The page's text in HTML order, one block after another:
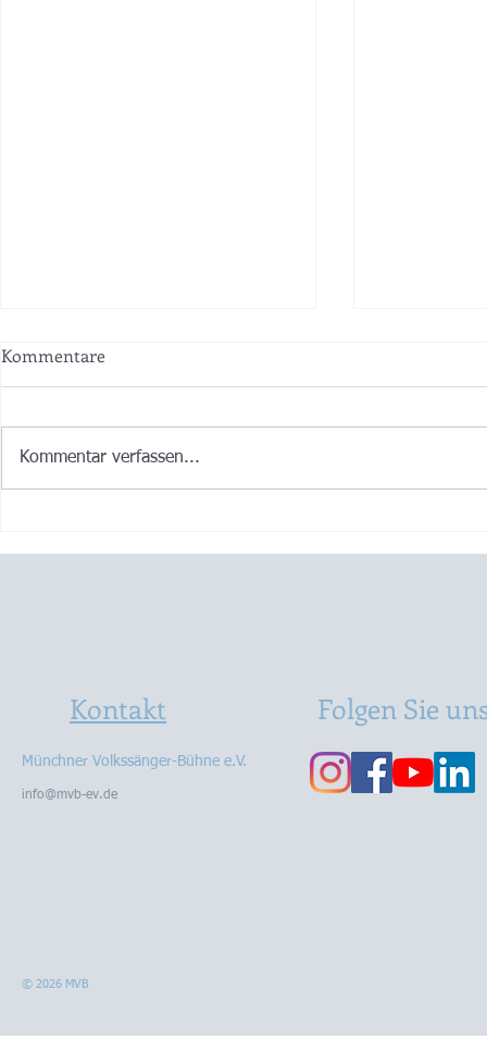
und lass recht kracha! 🍾💖😀
griang dua
Kommentare
Kommentar verfassen...
Kontakt
Münchner Volkssänger-Bühne e.V.
info@mvb-ev.de
Folgen Sie
© 2026 MVB